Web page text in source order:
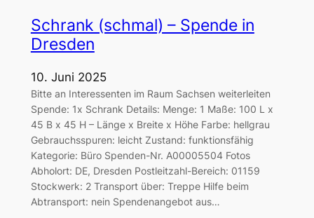
Schrank (schmal) – Spende in
Dresden
10. Juni 2025
Bitte an Interessenten im Raum Sachsen weiterleiten
Spende: 1x Schrank Details: Menge: 1 Maße: 100 L x
45 B x 45 H – Länge x Breite x Höhe Farbe: hellgrau
Gebrauchsspuren: leicht Zustand: funktionsfähig
Kategorie: Büro Spenden-Nr. A00005504 Fotos
Abholort: DE, Dresden Postleitzahl-Bereich: 01159
Stockwerk: 2 Transport über: Treppe Hilfe beim
Abtransport: nein Spendenangebot aus…